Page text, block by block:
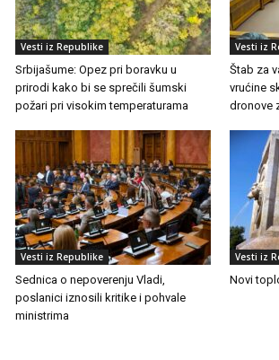
Vesti iz Republike
Srbijašume: Opez pri boravku u
prirodi kako bi se sprečili šumski
požari pri visokim temperaturama
Vesti iz
Štab za
vrućine
dronove
Vesti iz Republike
Sednica o nepoverenju Vladi,
poslanici iznosili kritike i pohvale
ministrima
Vesti iz
Novi